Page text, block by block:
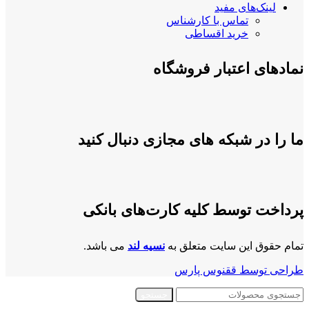
لینک‌های مفید
تماس با کارشناس
خرید اقساطی
نمادهای اعتبار فروشگاه
ما را در شبکه های مجازی دنبال کنید
پرداخت توسط کلیه کارت‌های بانکی
تمام حقوق این سایت متعلق به نسیه لند می باشد.
طراحی توسط ققنوس پارس